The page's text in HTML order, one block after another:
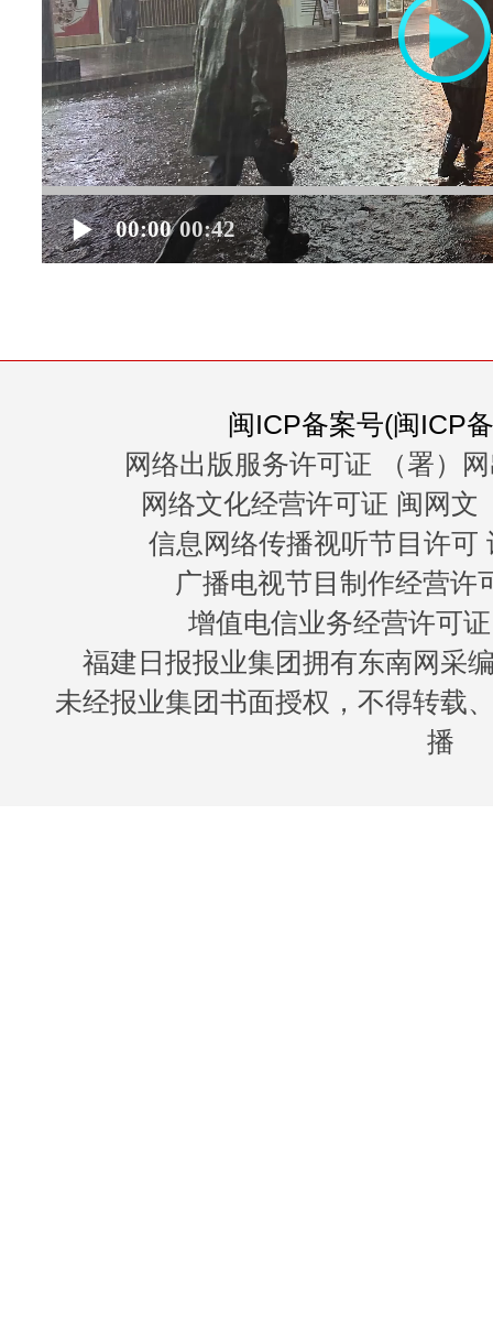
00:00 00:42
闽ICP备案号(闽ICP
网络出版服务许可证 （署）
网络文化经营许可证 闽网文
信息网络传播视听节目许可
广播电视节目制作经营许
增值电信业务经营许可
福建日报报业集团拥有东南网采
未经报业集团书面授权，不得转载
播